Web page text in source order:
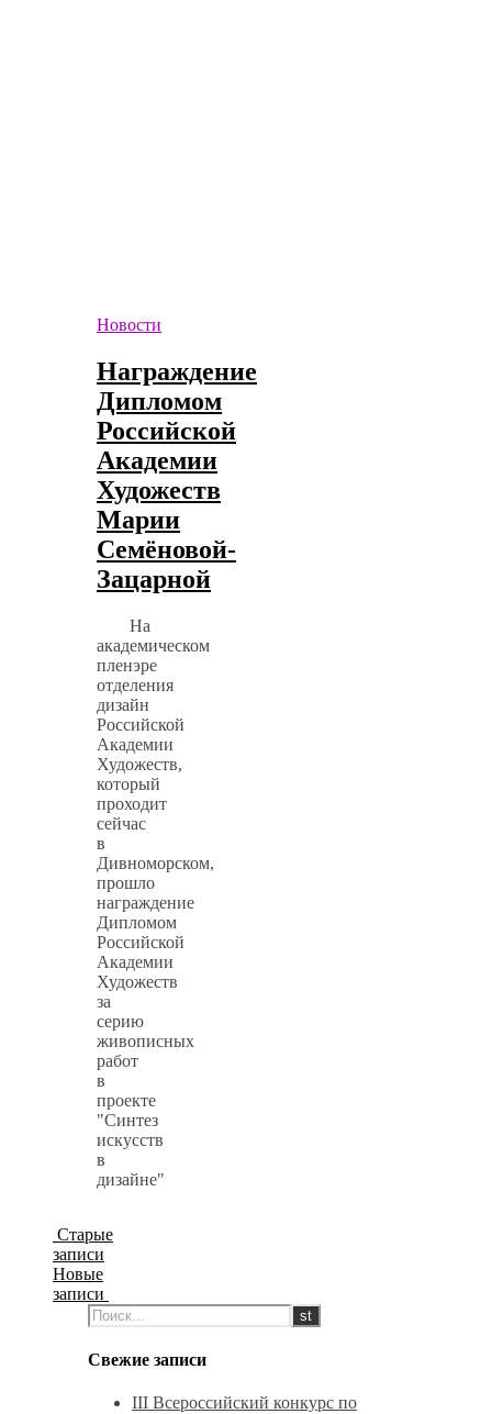
Новости
Награждение
Дипломом
Российской
Академии
Художеств
Марии
Семёновой-
Зацарной
На
академическом
пленэре
отделения
дизайн
Российской
Академии
Художеств,
который
проходит
сейчас
в
Дивноморском,
прошло
награждение
Дипломом
Российской
Академии
Художеств
за
серию
живописных
работ
в
проекте
"Синтез
искусств
в
дизайне"
Старые
записи
Новые
записи
Свежие записи
III Всероссийский конкурс по